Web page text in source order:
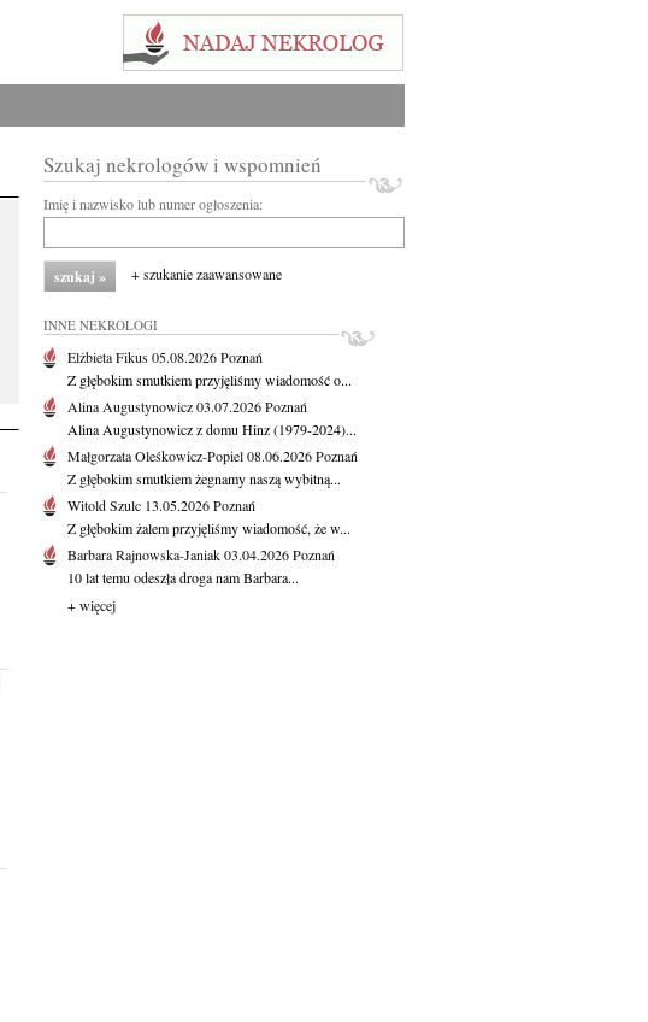
Szukaj nekrologów i wspomnień
Imię i nazwisko lub numer ogłoszenia:
+ szukanie zaawansowane
INNE NEKROLOGI
Elżbieta Fikus05.08.2026Poznań
Z głębokim smutkiem przyjęliśmy wiadomość o...
Alina Augustynowicz03.07.2026Poznań
Alina Augustynowicz z domu Hinz (1979-2024)...
Małgorzata Oleśkowicz-Popiel08.06.2026Poznań
Z głębokim smutkiem żegnamy naszą wybitną...
Witold Szulc 13.05.2026Poznań
Z głębokim żalem przyjęliśmy wiadomość, że w...
Barbara Rajnowska-Janiak03.04.2026Poznań
10 lat temu odeszła droga nam Barbara...
+ więcej